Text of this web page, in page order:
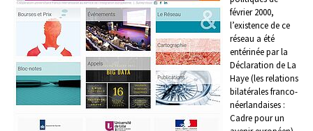
février 2000,
l’existence de ce
réseau a été
entérinée par la
Déclaration de La
Haye (les relations
bilatérales franco-
néerlandaises :
Cadre pour un